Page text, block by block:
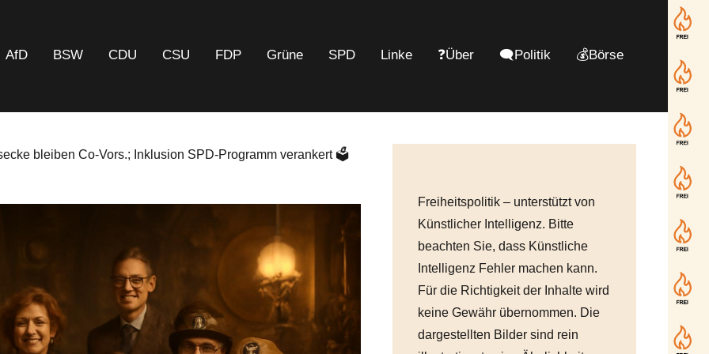
AfD BSW CDU CSU FDP Grüne SPD Linke ❓Über 🗨️Politik 💰Börse
bleiben Co-Vors.; Inklusion SPD-Programm verankert 🗳️
Freiheitspolitik – unterstützt von
Künstlicher Intelligenz. Bitte
beachten Sie, dass Künstliche
Intelligenz Fehler machen kann.
Für die Richtigkeit der Inhalte wird
keine Gewähr übernommen. Die
dargestellten Bilder sind rein